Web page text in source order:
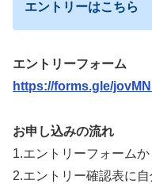
エントリーはこちら
エントリーフォーム
https://forms.gle/
お申し込みの流れ
1.エントリーフォーム
2.エントリー確認表に